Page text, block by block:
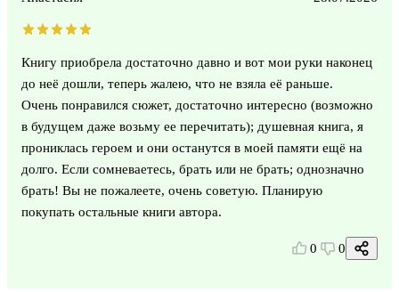
Книгу приобрела достаточно давно и вот мои руки наконец
до неё дошли, теперь жалею, что не взяла её раньше.
Очень понравился сюжет, достаточно интересно (возможно
в будущем даже возьму ее перечитать); душевная книга, я
прониклась героем и они останутся в моей памяти ещё на
долго. Если сомневаетесь, брать или не брать; однозначно
брать! Вы не пожалеете, очень советую. Планирую
покупать остальные книги автора.
0 0